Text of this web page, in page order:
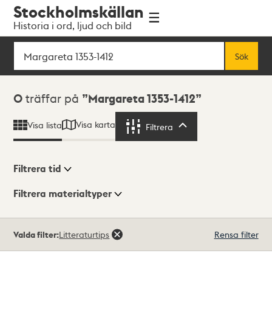
navigationen
huvudinnehållet
Stockholmskällan
Historia i ord, ljud och bild
Sök
Sök
Sökresultat
0 träffar på Margareta 1353-1412
Visa lista Visa karta Filtrera
Visningsläge
Filtrera tid
Filtrera materialtyper
träffar
Valda filter:Litteraturtips Rensa filter